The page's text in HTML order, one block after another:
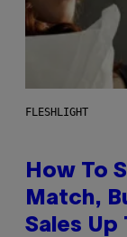
FLESHLIGHT
How To
Match,
Sales Up